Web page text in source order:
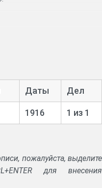
Даты Дел
1916 1 из 1
пожалуйста, выделите
для внесения